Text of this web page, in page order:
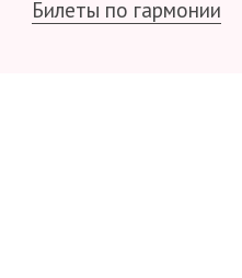
Билеты по гармонии